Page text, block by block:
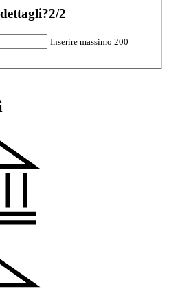
2/2
Inserire massimo 200